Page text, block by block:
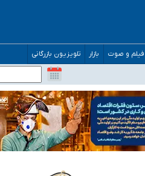
فیلم و صوت بازار تلویزیون بازرگانی